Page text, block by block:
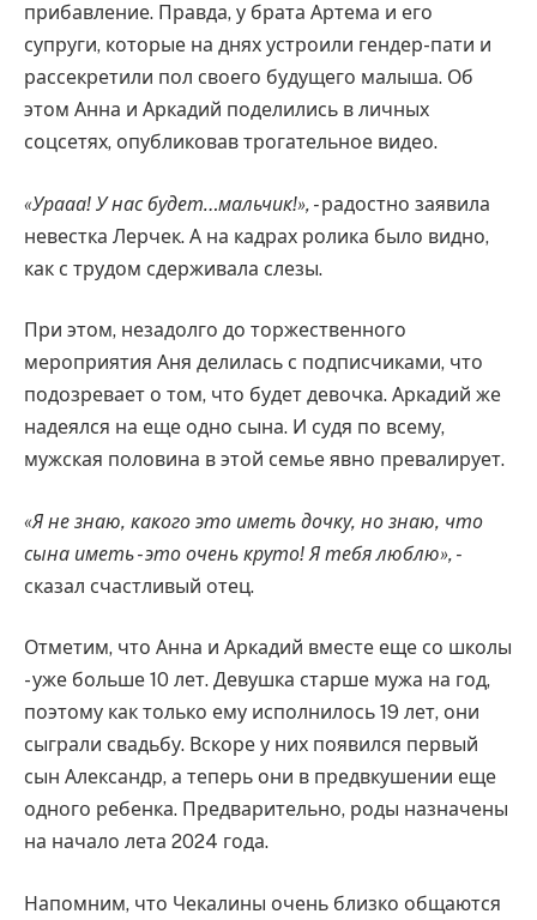
прибавление. Правда, у брата Артема и его
супруги, которые на днях устроили гендер-пати и
рассекретили пол своего будущего малыша. Об
этом Анна и Аркадий поделились в личных
соцсетях, опубликовав трогательное видео.
«Урааа! У нас будет…мальчик!», -радостно заявила
невестка Лерчек. А на кадрах ролика было видно,
как с трудом сдерживала слезы.
При этом, незадолго до торжественного
мероприятия Аня делилась с подписчиками, что
подозревает о том, что будет девочка. Аркадий же
надеялся на еще одно сына. И судя по всему,
мужская половина в этой семье явно превалирует.
«Я не знаю, какого это иметь дочку, но знаю, что
сына иметь - это очень круто! Я тебя люблю», -
сказал счастливый отец.
Отметим, что Анна и Аркадий вместе еще со школы
- уже больше 10 лет. Девушка старше мужа на год,
поэтому как только ему исполнилось 19 лет, они
сыграли свадьбу. Вскоре у них появился первый
сын Александр, а теперь они в предвкушении еще
одного ребенка. Предварительно, роды назначены
на начало лета 2024 года.
Напомним, что Чекалины очень близко общаются